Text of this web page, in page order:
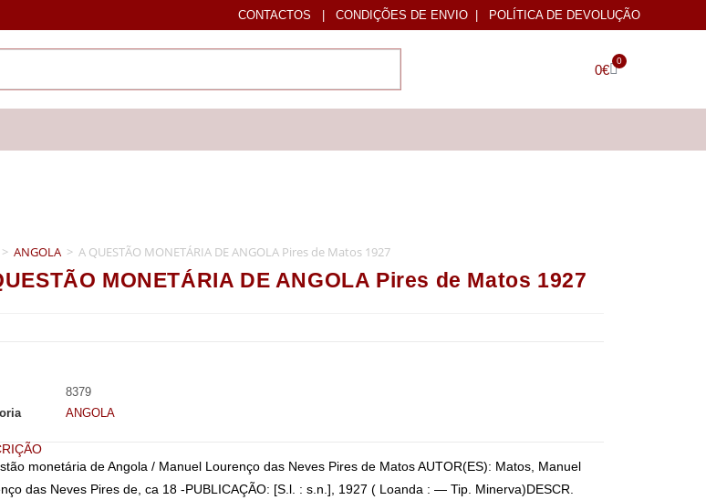
CONTACTOS | CONDIÇÕES DE ENVIO | POLÍTICA DE DEVOLUÇÃO
0€
0
> ANGOLA > A QUESTÃO MONETÁRIA DE ANGOLA Pires de Matos 1927
MONETÁRIA DE ANGOLA Pires de Matos 1927
8379
ANGOLA
monetária de Angola / Manuel Lourenço das Neves Pires de Matos AUTOR(ES): Matos, Manuel
das Neves Pires de, ca 18 -PUBLICAÇÃO: [S.l. : s.n.], 1927 ( Loanda : — Tip. Minerva)DESCR.